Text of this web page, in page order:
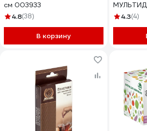
см 003933
4.8(38)
В корзину
4.3(4)